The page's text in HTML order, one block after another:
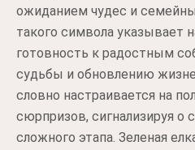
ожиданием чудес и
такого символа указывает
готовность к радостным
судьбы и обновлению
словно настраивается на
сюрпризов, сигнализируя о
сложного этапа. Зеленая